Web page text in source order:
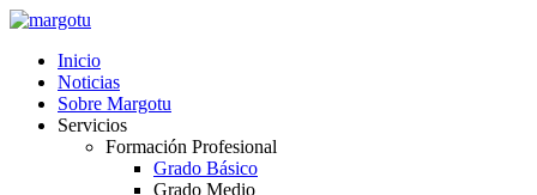
Ir
contenido
Inicio
Noticias
Sobre Margotu
Servicios
Formación Profesional
Grado Básico
Grado Medio